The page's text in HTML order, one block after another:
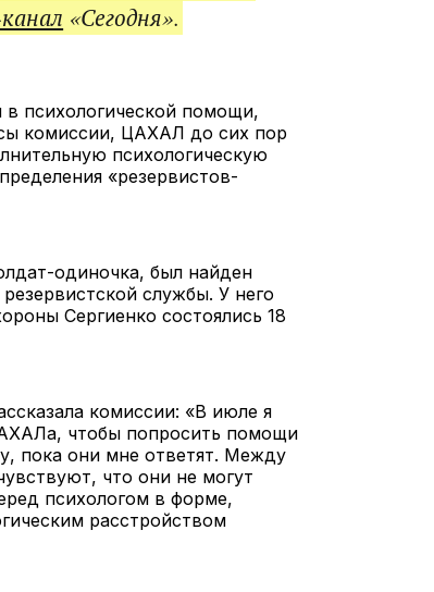
«Сегодня».
психологической помощи,
комиссии, ЦАХАЛ до сих пор
психологическую
«резервистов-
одиночка, был найден
службы. У него
Сергиенко состоялись 18
комиссии: «В июле я
чтобы попросить помощи
пока они мне ответят. Между
что они не могут
психологом в форме,
расстройством